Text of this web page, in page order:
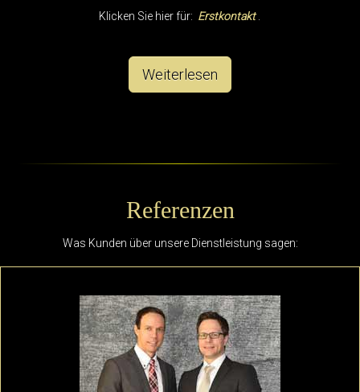
Klicken Sie hier für: Erstkontakt.
Weiterlesen
Referenzen
Was Kunden über unsere Dienstleistung sagen: